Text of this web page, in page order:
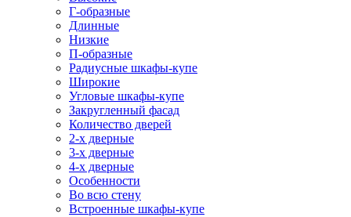
Г-образные
Длинные
Низкие
П-образные
Радиусные шкафы-купе
Широкие
Угловые шкафы-купе
Закругленный фасад
Количество дверей
2-х дверные
3-х дверные
4-х дверные
Особенности
Во всю стену
Встроенные шкафы-купе